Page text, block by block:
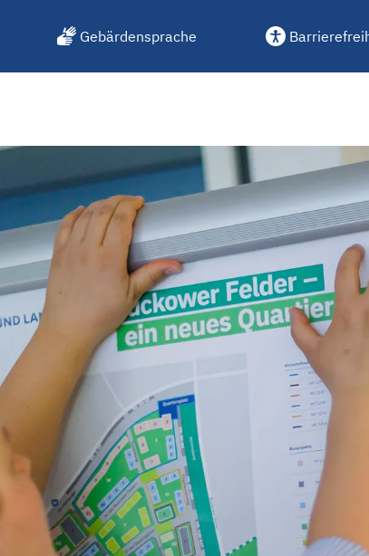
Gebärdensprache